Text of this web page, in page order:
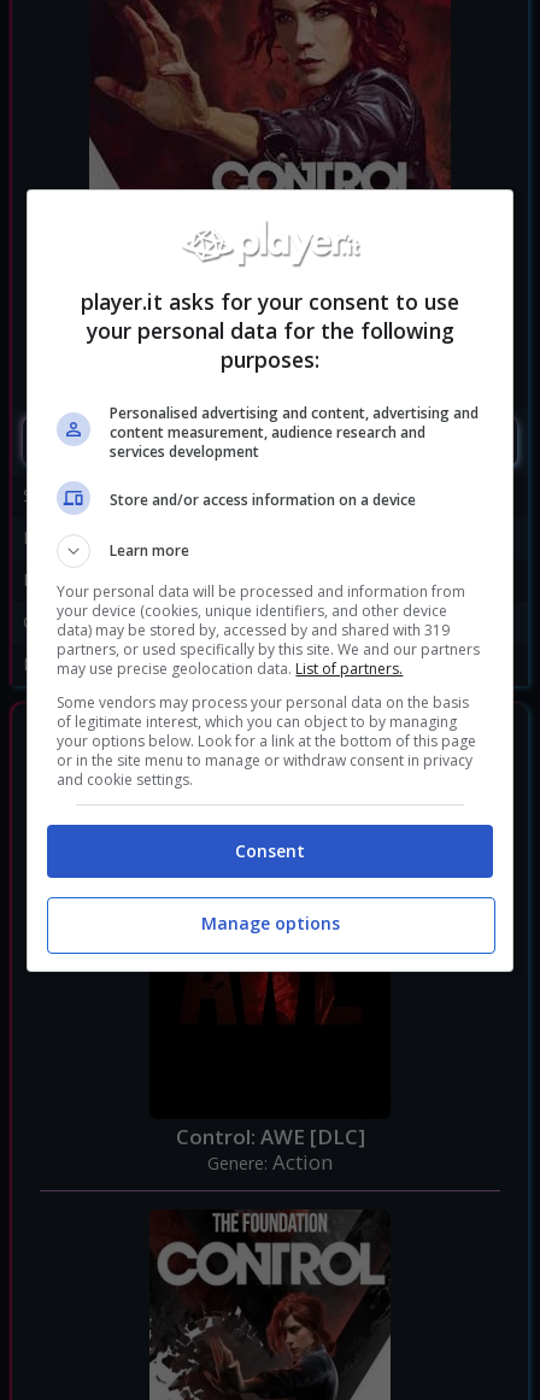
SEGUIMI
Sviluppatore:
Remedy
Publisher:
Disponibile per:
Genere:
Action
Data di rilascio:
27/08/2019
GIOCHI SIMILI
Control: AWE [DLC]
Genere: Action
player.it asks for your consent to use
your personal data for the following
purposes:
Personalised advertising and content, advertising and
content measurement, audience research and
services development
Store and/or access information on a device
Learn more
Your personal data will be processed and information from
your device (cookies, unique identifiers, and other device
data) may be stored by, accessed by and shared with 319
partners, or used specifically by this site. We and our partners
may use precise geolocation data. List of partners.
Some vendors may process your personal data on the basis
of legitimate interest, which you can object to by managing
your options below. Look for a link at the bottom of this page
or in the site menu to manage or withdraw consent in privacy
and cookie settings.
Consent
Manage options